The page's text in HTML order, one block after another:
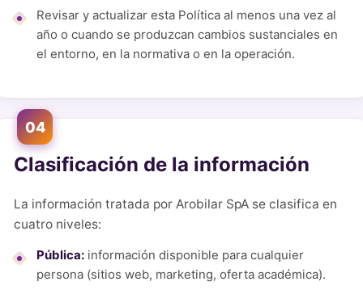
Revisar y actualizar esta Política al menos una vez al
año o cuando se produzcan cambios sustanciales en
el entorno, en la normativa o en la operación.
04
Clasificación de la información
La información tratada por Arobilar SpA se clasifica en
cuatro niveles:
Pública: información disponible para cualquier
persona (sitios web, marketing, oferta académica).